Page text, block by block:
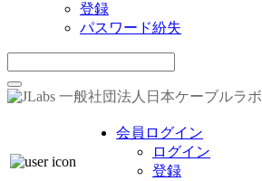
登録
パスワード紛失
一般社団法人日本ケーブルラボ
会員ログイン
ログイン
登録